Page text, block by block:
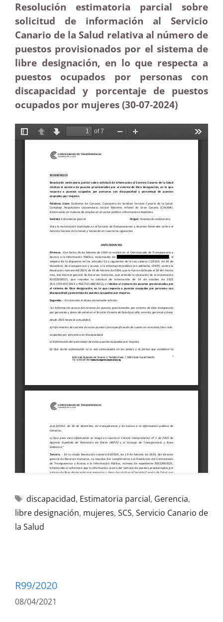
Resolución estimatoria parcial sobre
solicitud de información al Servicio
Canario de la Salud relativa al número de
puestos provisionados por el sistema de
libre designación, en lo que respecta a
puestos ocupados por personas con
discapacidad y porcentaje de puestos
ocupados por mujeres (30-07-2024)
discapacidad, Estimatoria parcial, Gerencia,
libre designación, mujeres, SCS, Servicio Canario de
la Salud
R99/2020
08/04/2021